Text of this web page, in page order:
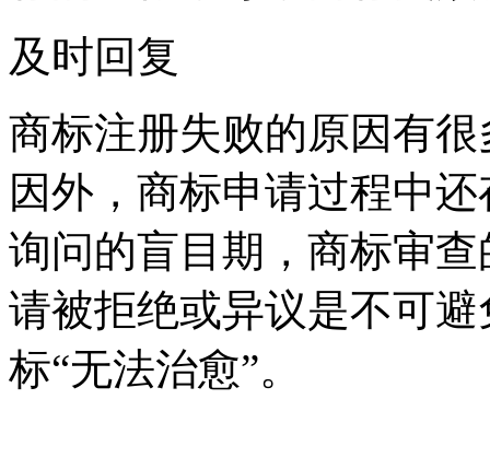
及时回复
商标注册失败的原因有
因外，商标申请过程中
询问的盲目期，商标审
请被拒绝或异议是不可
标“无法治愈”。